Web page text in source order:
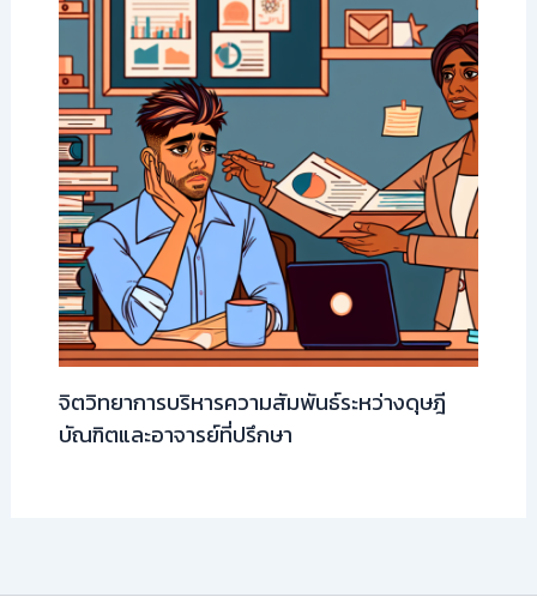
จิตวิทยาการบริหารความสัมพันธ์ระหว่างดุษฎี
บัณฑิตและอาจารย์ที่ปรึกษา